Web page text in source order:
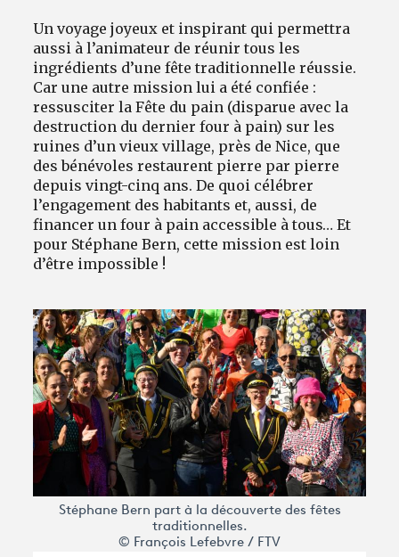
Un voyage joyeux et inspirant qui permettra
aussi à l’animateur de réunir tous les
ingrédients d’une fête traditionnelle réussie.
Car une autre mission lui a été confiée :
ressusciter la Fête du pain (disparue avec la
destruction du dernier four à pain) sur les
ruines d’un vieux village, près de Nice, que
des bénévoles restaurent pierre par pierre
depuis vingt-cinq ans. De quoi célébrer
l’engagement des habitants et, aussi, de
financer un four à pain accessible à tous… Et
pour Stéphane Bern, cette mission est loin
d’être impossible !
Stéphane Bern part à la découverte des fêtes
traditionnelles.
© François Lefebvre / FTV